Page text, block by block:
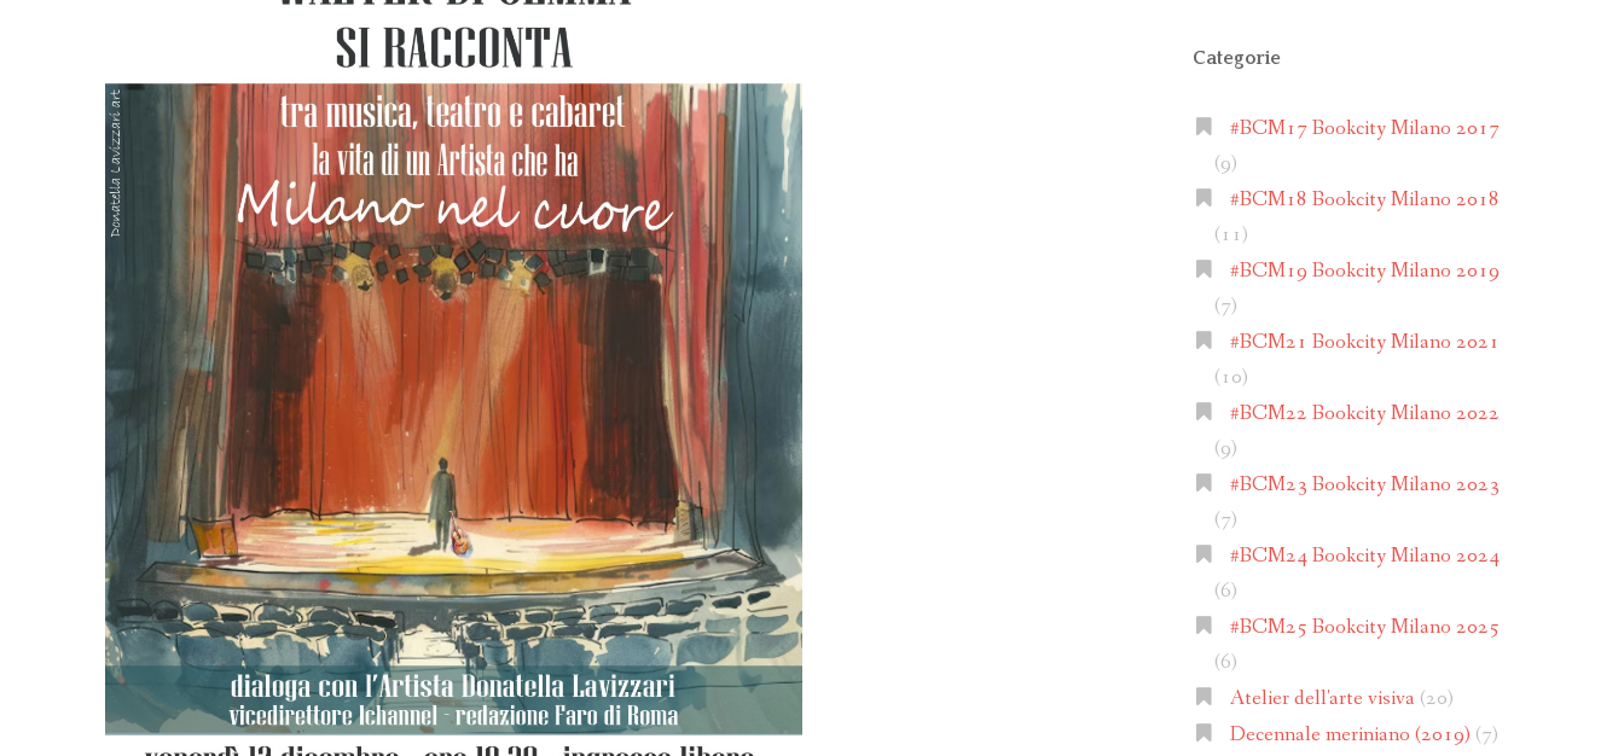
Categorie
#BCM17 Bookcity Milano 2017
(9)
#BCM18 Bookcity Milano 2018
(11)
#BCM19 Bookcity Milano 2019
(7)
#BCM21 Bookcity Milano 2021
(10)
#BCM22 Bookcity Milano 2022
(9)
#BCM23 Bookcity Milano 2023
(7)
#BCM24 Bookcity Milano 2024
(6)
#BCM25 Bookcity Milano 2025
(6)
Atelier dell'arte visiva (20)
Decennale meriniano (2019) (7)